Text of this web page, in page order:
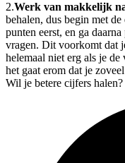
2.Werk van makkelijk
behalen, dus begin met
punten eerst, en ga
vragen. Dit voorkomt dat
helemaal niet erg als je
het gaat erom dat je
Wil je betere cijfers halen?